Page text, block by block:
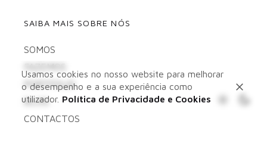
SAIBA MAIS SOBRE NÓS
SOMOS
PORTFOLIO
BLOG
CONTACTOS
Usamos cookies no nosso website para melhorar
o desempenho e a sua experiência como
utilizador. Política de Privacidade e Cookies